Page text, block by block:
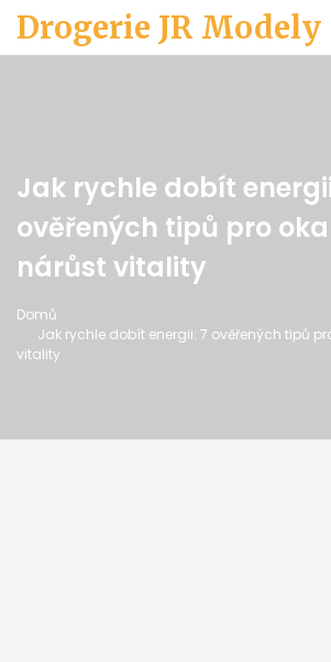
Drogerie JR Modely
Jak rychle dobít
ověřených tipů pro
nárůst vitality
Domů
Jak rychle dobít energii: 7 ověřených tipů
vitality